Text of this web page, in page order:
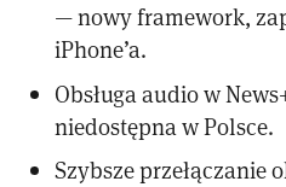
— nowy framework,
iPhone’a.
Obsługa audio w
niedostępna w Polsce.
Szybsze przełączanie